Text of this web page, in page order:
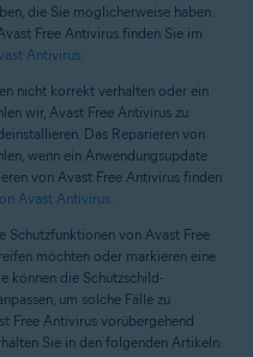
die Sie möglicherweise haben.
Free Antivirus finden Sie im
Antivirus
nicht korrekt verhalten oder ein
wir, Avast Free Antivirus zu
Das Reparieren von
wenn ein Anwendungsupdate
von Avast Free Antivirus finden
Avast Antivirus
Schutzfunktionen von Avast Free
möchten oder markieren eine
können die Schutzschild-
um solche Fälle zu
Free Antivirus vorübergehend
Sie in den folgenden Artikeln: